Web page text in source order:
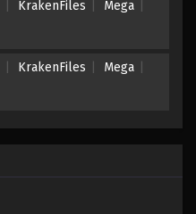
KrakenFiles
Mega
KrakenFiles
Mega